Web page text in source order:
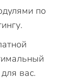
по
вас.